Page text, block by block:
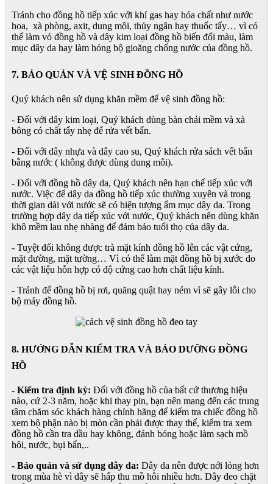
Tránh cho đồng hồ tiếp xúc với khí gas hay hóa chất như nước
hoa, xà phòng, axit, dung môi, thủy ngân hay thuốc tẩy… vì có
thể làm vỏ đồng hồ và dây kim loại đồng hồ biến đổi màu, làm
mục dây da hay làm hỏng bộ gioăng chống nước của đồng hồ.
7. BẢO QUẢN VÀ VỆ SINH ĐỒNG HỒ
Quý khách nên sử dụng khăn mềm để vệ sinh đồng hồ:
- Đối với dây kim loại, Quý khách dùng bàn chải mềm và xà
bông có chất tẩy nhẹ để rửa vết bẩn.
- Đối với dây nhựa và dây cao su, Quý khách rửa sách vết bẩn
bằng nước ( không được dùng dung môi).
- Đối với đồng hồ dây da, Quý khách nên hạn chế tiếp xúc với
nước. Việc để dây da đồng hồ tiếp xúc thường xuyên và trong
thời gian dài với nước sẽ có hiện tượng ẩm mục dây da. Trong
trường hợp dây da tiếp xúc với nước, Quý khách nên dùng khăn
khô mềm lau nhẹ nhàng để đảm bảo tuổi thọ của dây da.
- Tuyệt đối không được trà mặt kính đồng hồ lên các vật cứng,
mặt đường, mặt tường… Vì có thể làm mặt đồng hồ bị xước do
các vật liệu hỗn hợp có độ cứng cao hơn chất liệu kính.
- Tránh để đồng hồ bị rơi, quăng quật hay ném vì sẽ gây lỗi cho
bộ máy đồng hồ.
8. HƯỚNG DẪN KIỂM TRA VÀ BẢO DƯỠNG ĐỒNG
HỒ
- Kiểm tra định kỳ: Đối với đồng hồ của bất cứ thương hiệu
nào, cứ 2-3 năm, hoặc khi thay pin, bạn nên mang đến các trung
tâm chăm sóc khách hàng chính hãng để kiểm tra chiếc đồng hồ
xem bộ phận nào bị mòn cần phải được thay thế, kiểm tra xem
đồng hồ cần tra dầu hay không, đánh bóng hoặc làm sạch mồ
hôi, nước, bụi bẩn,..
- Bảo quản và sử dụng dây da: Dây da nên được nới lỏng hơn
trong mùa hè vì dây sẽ hấp thu mồ hôi nhiều hơn. Dây đeo chặt